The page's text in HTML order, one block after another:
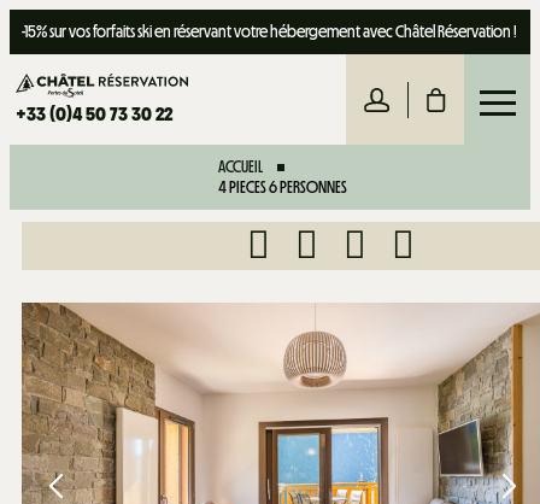
-15% sur vos forfaits ski en réservant votre hébergement avec Châtel Réservation !
+33 (0)4 50 73 30 22
ACCUEIL
4 PIECES 6 PERSONNES